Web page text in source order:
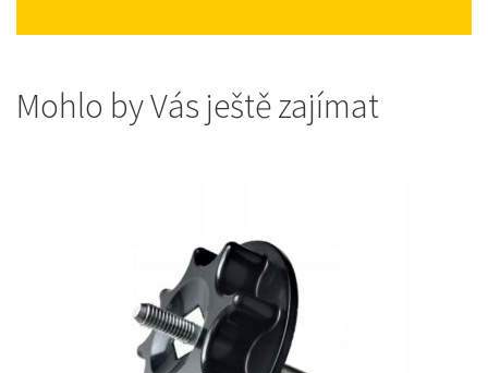
Mohlo by Vás ještě zajímat